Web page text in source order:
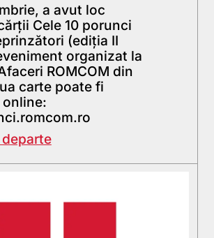
a avut loc
Cele 10 porunci
(ediția II
organizat la
ROMCOM din
carte poate fi